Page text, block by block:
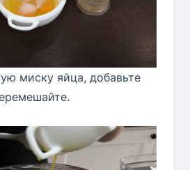
миску яйца, добавьте